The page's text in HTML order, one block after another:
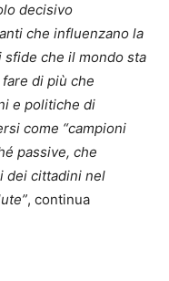
decisivo
che influenzano la
sfide che il mondo sta
di più che
e politiche di
come “campioni
passive, che
dei cittadini nel
, continua